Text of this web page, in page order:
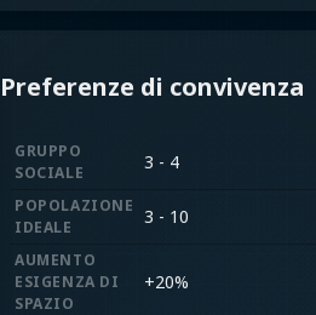
Preferenze di convivenza
GRUPPO
SOCIALE
3 - 4
POPOLAZIONE
IDEALE
3 - 10
AUMENTO
ESIGENZA DI
SPAZIO
+20%